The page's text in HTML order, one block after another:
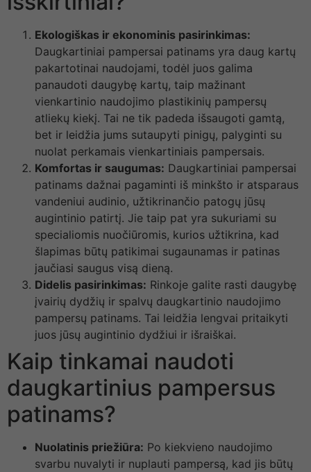
Ekologiškas ir ekonominis pasirinkimas:
Daugkartiniai pampersai patinams yra daug kartų
pakartotinai naudojami, todėl juos galima
panaudoti daugybę kartų, taip mažinant
vienkartinio naudojimo plastikinių pampersų
atliekų kiekį. Tai ne tik padeda išsaugoti gamtą,
bet ir leidžia jums sutaupyti pinigų, palyginti su
nuolat perkamais vienkartiniais pampersais.
Komfortas ir saugumas: Daugkartiniai pampersai
patinams dažnai pagaminti iš minkšto ir atsparaus
vandeniui audinio, užtikrinančio patogų jūsų
augintinio patirtį. Jie taip pat yra sukuriami su
specialiomis nuočiūromis, kurios užtikrina, kad
šlapimas būtų patikimai sugaunamas ir patinas
jaučiasi saugus visą dieną.
Didelis pasirinkimas: Rinkoje galite rasti daugybę
įvairių dydžių ir spalvų daugkartinio naudojimo
pampersų patinams. Tai leidžia lengvai pritaikyti
juos jūsų augintinio dydžiui ir išraiškai.
Kaip tinkamai naudoti
daugkartinius pampersus
patinams?
Nuolatinis priežiūra: Po kiekvieno naudojimo
svarbu nuvalyti ir nuplauti pampersą, kad jis būtų